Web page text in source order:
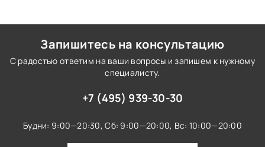
Запишитесь на консультацию
С радостью ответим на ваши вопросы и запишем к нужному
специалисту.
+7 (495) 939-30-30
Будни: 9:00—20:30, Сб: 9:00—20:00, Вс: 10:00—20:00